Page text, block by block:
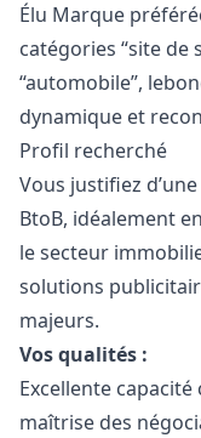
Élu Marque
catégories “site de
“automobile”,
dynamique et
Profil recherché
Vous justifiez
BtoB, idéalement
le secteur
solutions
majeurs.
Vos qualités :
Excellente
maîtrise des